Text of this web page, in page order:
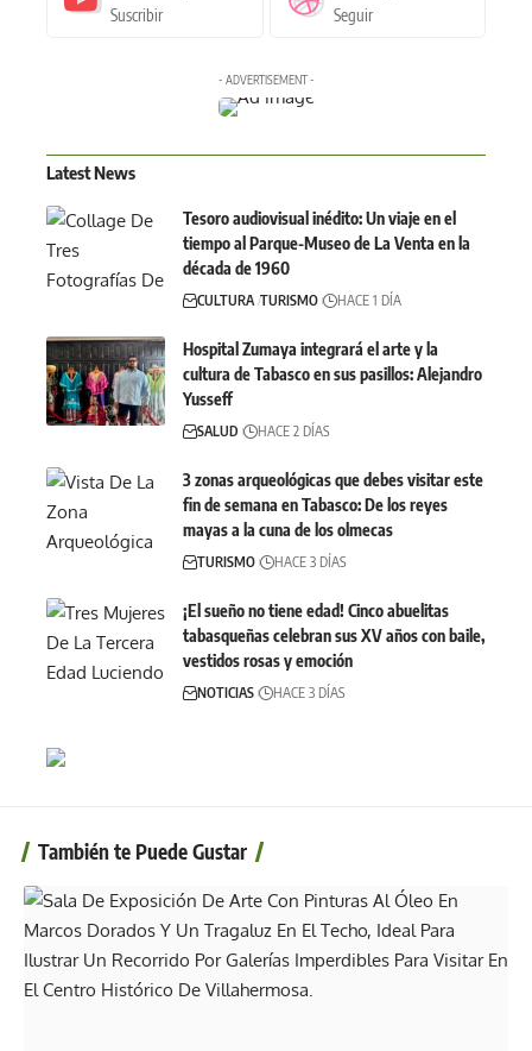
Suscribir Seguir
- ADVERTISEMENT -
Latest News
Tesoro audiovisual inédito: Un viaje en el
tiempo al Parque-Museo de La Venta en la
década de 1960
CULTURA TURISMO HACE 1 DÍA
Hospital Zumaya integrará el arte y la
cultura de Tabasco en sus pasillos: Alejandro
Yusseff
SALUD HACE 2 DÍAS
3 zonas arqueológicas que debes visitar este
fin de semana en Tabasco: De los reyes
mayas a la cuna de los olmecas
TURISMO HACE 3 DÍAS
¡El sueño no tiene edad! Cinco abuelitas
tabasqueñas celebran sus XV años con baile,
vestidos rosas y emoción
NOTICIAS HACE 3 DÍAS
También te Puede Gustar